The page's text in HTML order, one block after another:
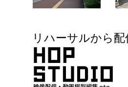
リハーサルから配